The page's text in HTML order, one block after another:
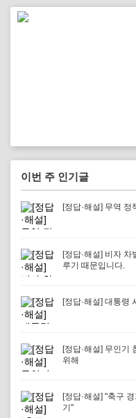
이번 주 인기글
[정답·해설] 무역
[정답·해설] 비자
루기 때문입니다.
[정답·해설] 대통령
[정답·해설] 무인기
위해
[정답·해설] "축구
기"